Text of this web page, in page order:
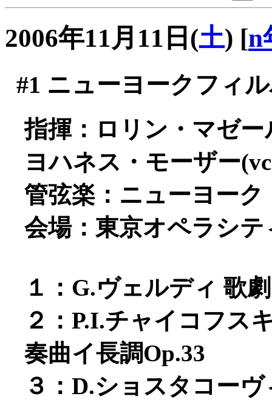
2006年11月11日(土) [n
#1 ニューヨークフィ
指揮：ロリン・マゼー
ヨハネス・モーザー
管弦楽：ニューヨー
会場：東京オペラシ
１：G.ヴェルディ 歌
２：P.I.チャイコフス
奏曲イ長調Op.33
３：D.ショスタコー